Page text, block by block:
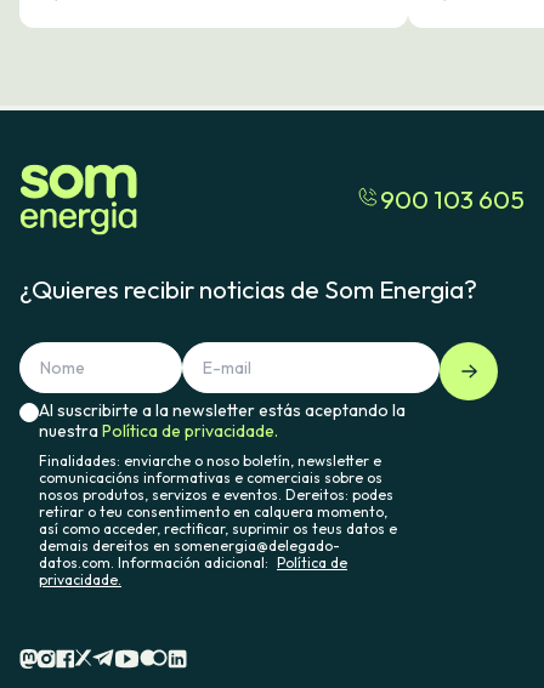
900 103 605
¿Quieres recibir noticias de Som Energia?
Al suscribirte a la newsletter estás aceptando la
nuestraPolítica de privacidade.
Finalidades: enviarche o noso boletín, newsletter e
comunicacións informativas e comerciais sobre os
nosos produtos, servizos e eventos. Dereitos: podes
retirar o teu consentimento en calquera momento,
así como acceder, rectificar, suprimir os teus datos e
demais dereitos en somenergia@delegado-
datos.com. Información adicional: Política de
privacidade.